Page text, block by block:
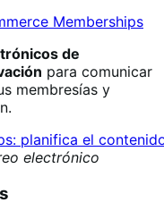
de
para comunicar
membresías y
electrónico